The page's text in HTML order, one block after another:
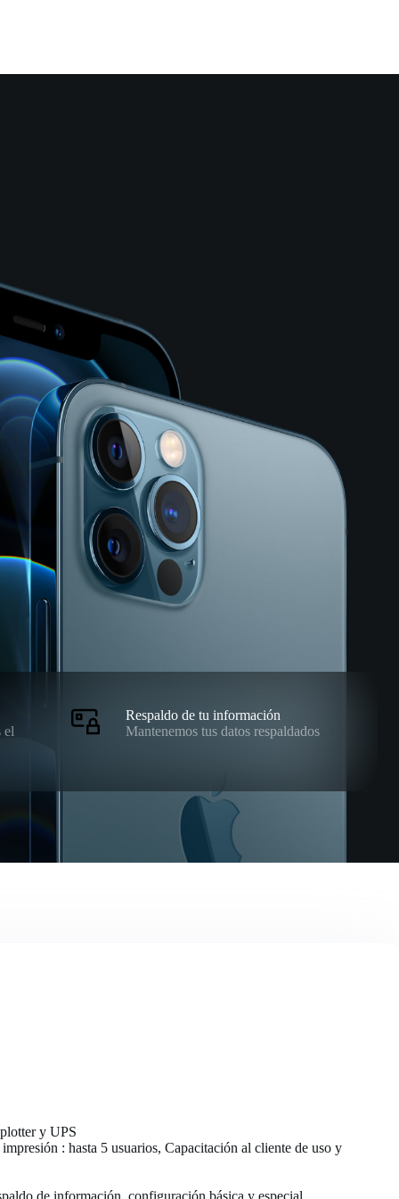
el
Respaldo de tu información
Mantenemos tus datos respaldados
y UPS
: hasta 5 usuarios, Capacitación al cliente de uso y
de información, configuración básica y especial